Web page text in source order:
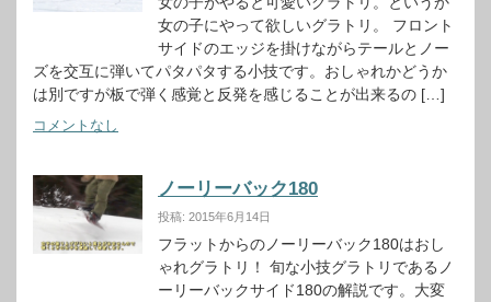
女の子にやって欲しいグラトリ。 フロント
サイドのエッジを掛けながらテールとノー
ズを交互に弾いてパタパタする小技です。おしゃれかどうか
は別ですが板で弾く感覚と反発を感じることが出来るの […]
コメントなし
ノーリーバック180
投稿: 2015年6月14日
フラットからのノーリーバック180はおし
ゃれグラトリ！ 旬な小技グラトリであるノ
ーリーバックサイド180の解説です。大変